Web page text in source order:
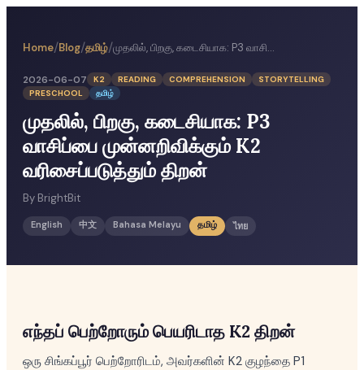
Home/Blog/தமிழ்/ முதலில், பிறகு, கடைசியாக: P3 வாசிப்பை முன்னறிவிக்கும் K2 வரிசைப்படுத்தும் திறன்
2026-06-07 K2 READING COMPREHENSION
STORYTELLING
PRESCHOOL
தமிழ்
முதலில், பிறகு, கடைசியாக: P3
வாசிப்பை முன்னறிவிக்கும் K2
வரிசைப்படுத்தும் திறன்
By BrightBit
English 中文 Bahasa Melayu தமிழ் ไทย
எந்தப் பெற்றோரும் பெயரிடாத K2 திறன்
ஒரு சிங்கப்பூர் பெற்றோரிடம், அவர்களின் K2 குழந்தை P1